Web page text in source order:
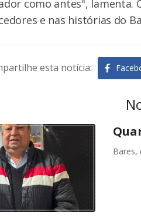
como antes", lamenta.
e nas histórias do
esta notícia:
Bares,